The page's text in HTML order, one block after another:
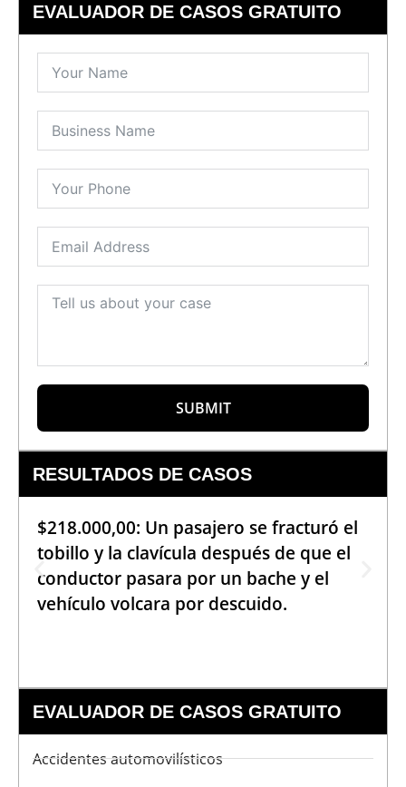
EVALUADOR DE CASOS GRATUITO
SUBMIT
RESULTADOS DE CASOS
$218.000,00: Un pasajero se fracturó el
tobillo y la clavícula después de que el
conductor pasara por un bache y el
vehículo volcara por descuido.
EVALUADOR DE CASOS GRATUITO
Accidentes automovilísticos